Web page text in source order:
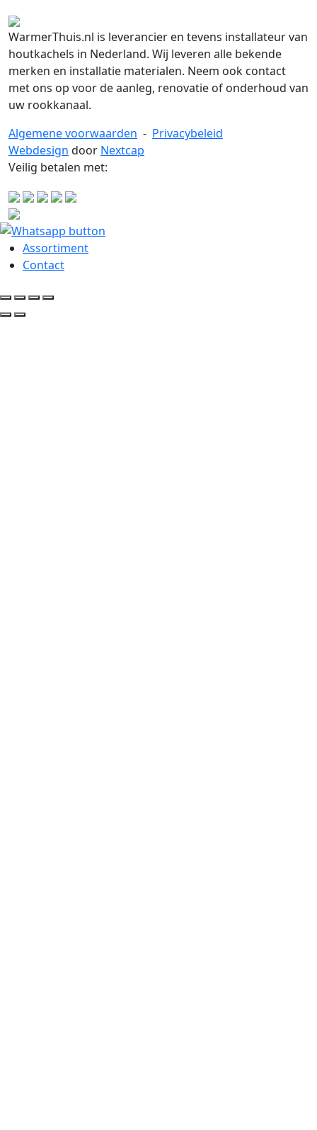
WarmerThuis.nl is leverancier en tevens installateur van
houtkachels in Nederland. Wij leveren alle bekende
merken en installatie materialen. Neem ook contact
met ons op voor de aanleg, renovatie of onderhoud van
uw rookkanaal.
Algemene voorwaarden - Privacybeleid
Webdesign door Nextcap
Veilig betalen met:
Assortiment
Contact